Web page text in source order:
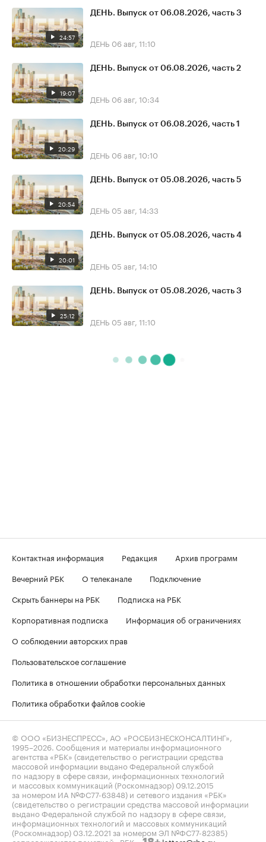
24:57
ДЕНЬ. Выпуск от 06.08.2026, часть 3
ДЕНЬ 06 авг, 11:10
19:07
ДЕНЬ. Выпуск от 06.08.2026, часть 2
ДЕНЬ 06 авг, 10:34
20:29
ДЕНЬ. Выпуск от 06.08.2026, часть 1
ДЕНЬ 06 авг, 10:10
20:54
ДЕНЬ. Выпуск от 05.08.2026, часть 5
ДЕНЬ 05 авг, 14:33
20:01
ДЕНЬ. Выпуск от 05.08.2026, часть 4
ДЕНЬ 05 авг, 14:10
25:12
ДЕНЬ. Выпуск от 05.08.2026, часть 3
ДЕНЬ 05 авг, 11:10
Контактная информация Редакция
Архив программ
Вечерний РБК
О телеканале
Подключение
Скрыть баннеры на РБК
Подписка на РБК
Корпоративная подписка
Информация об ограничениях
О соблюдении авторских прав
Пользовательское соглашение
Политика в отношении обработки персональных данных
Политика обработки файлов cookie
© ООО «БИЗНЕСПРЕСС», АО «РОСБИЗНЕСКОНСАЛТИНГ»,
1995–2026 . Сообщения и материалы информационного
агентства «РБК» (свидетельство о регистрации средства
массовой информации выдано Федеральной службой
по надзору в сфере связи, информационных технологий
и массовых коммуникаций (Роскомнадзор) 09.12.2015
за номером ИА №ФС77-63848) и сетевого издания «РБК»
(свидетельство о регистрации средства массовой информации
выдано Федеральной службой по надзору в сфере связи,
информационных технологий и массовых коммуникаций
(Роскомнадзор) 03.12.2021 за номером ЭЛ №ФС77-82385)